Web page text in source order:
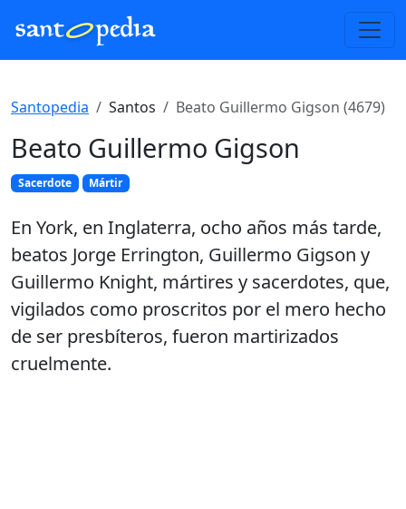
Santopedia Santos Beato Guillermo Gigson (4679)
Beato Guillermo Gigson
Sacerdote Mártir
En York, en Inglaterra, ocho años más tarde,
beatos Jorge Errington, Guillermo Gigson y
Guillermo Knight, mártires y sacerdotes, que,
vigilados como proscritos por el mero hecho
de ser presbíteros, fueron martirizados
cruelmente.